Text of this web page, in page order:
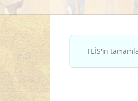
TEİS'in